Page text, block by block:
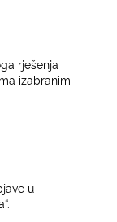
rješenja
izabranim
u